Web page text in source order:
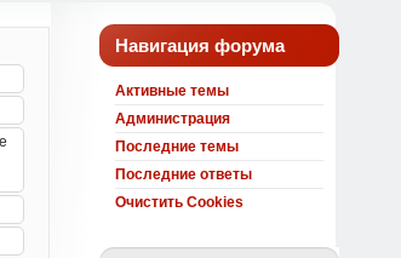
Навигация форума
Активные темы
Администрация
Последние темы
Последние ответы
Очистить Cookies